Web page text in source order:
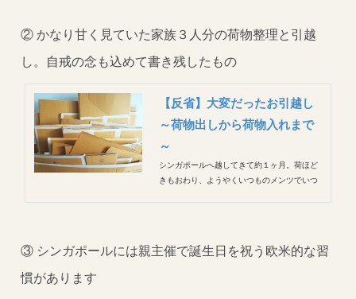
タイのときは、夫から半年...
② かなり甘く見ていた家族３人分の荷物整理と引越
し。自戒の念も込めて書き残したもの
【反省】大変だったお引越し
～荷物出しから荷物入れまで
～
シンガポールへ越してきて約１ヶ月。荷ほど
きもおわり、ようやくいつものメンツでいつ
「待ってたよ」「またよろし...
③ シンガポールには親主催で誕生日を祝う欧米的な習
慣があります